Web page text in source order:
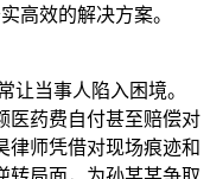
高效的解决方案。
让当事人陷入困境。
医药费自付甚至赔偿对
律师凭借对现场痕迹和